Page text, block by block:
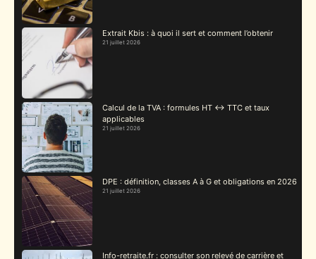
Extrait Kbis : à quoi il sert et comment l’obtenir
21 juillet 2026
Calcul de la TVA : formules HT ↔ TTC et taux
applicables
21 juillet 2026
DPE : définition, classes A à G et obligations en 2026
21 juillet 2026
Info-retraite.fr : consulter son relevé de carrière et